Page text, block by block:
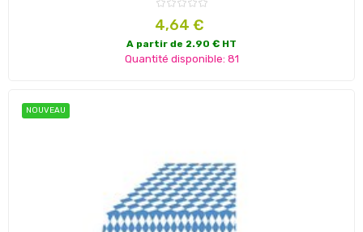
Prix
4,64 €
A partir de 2.90 € HT
Quantité disponible: 81
NOUVEAU